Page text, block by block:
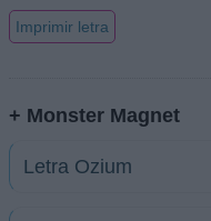
Imprimir letra
+ Monster Magnet
Letra Ozium